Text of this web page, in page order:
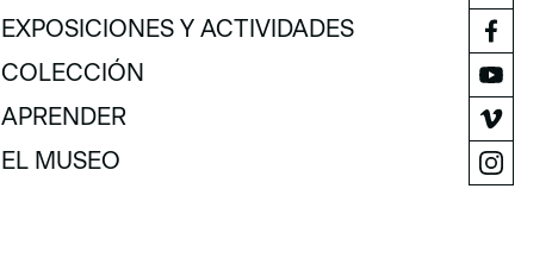
VISITA
EXPOSICIONES Y ACTIVIDADES
EXPOSICIONES Y ACTIVIDADES
COLECCIÓN
COLECCIÓN
APRENDER
APRENDER
EL MUSEO